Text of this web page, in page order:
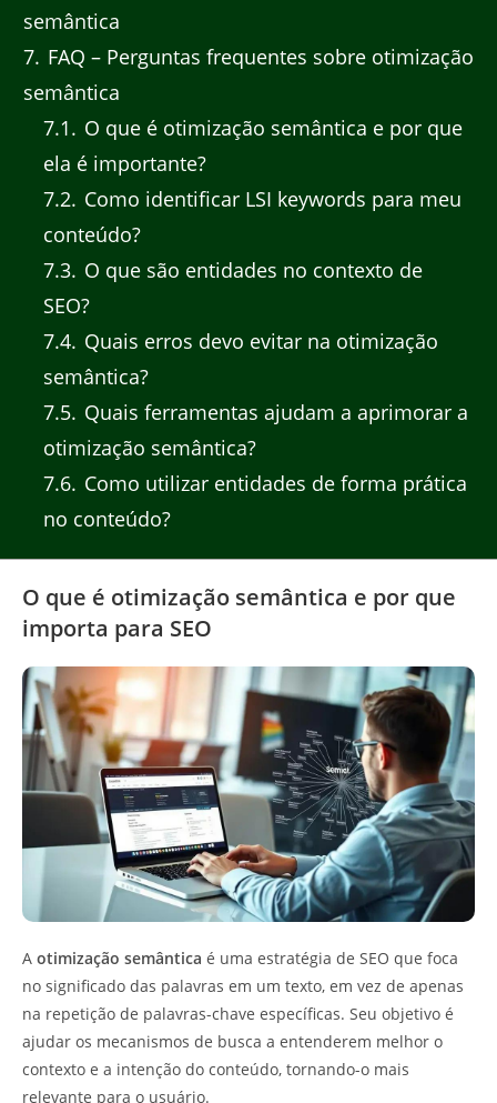
semântica
7 FAQ – Perguntas frequentes sobre otimização
semântica
7.1
O que é otimização semântica e por que
ela é importante?
7.2 Como identificar LSI keywords para meu
conteúdo?
7.3 O que são entidades no contexto de
SEO?
7.4 Quais erros devo evitar na otimização
semântica?
7.5 Quais ferramentas ajudam a aprimorar a
otimização semântica?
7.6 Como utilizar entidades de forma prática
no conteúdo?
O que é otimização semântica e por que
importa para SEO
A otimização semântica é uma estratégia de SEO que foca
no significado das palavras em um texto, em vez de apenas
na repetição de palavras-chave específicas. Seu objetivo é
ajudar os mecanismos de busca a entenderem melhor o
contexto e a intenção do conteúdo, tornando-o mais
relevante para o usuário.